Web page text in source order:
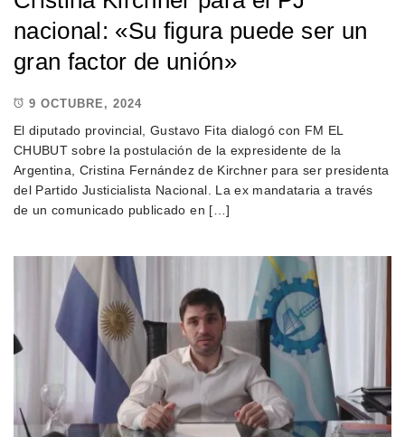
nacional: «Su figura puede ser un
gran factor de unión»
9 OCTUBRE, 2024
El diputado provincial, Gustavo Fita dialogó con FM EL
CHUBUT sobre la postulación de la expresidente de la
Argentina, Cristina Fernández de Kirchner para ser presidenta
del Partido Justicialista Nacional. La ex mandataria a través
de un comunicado publicado en […]